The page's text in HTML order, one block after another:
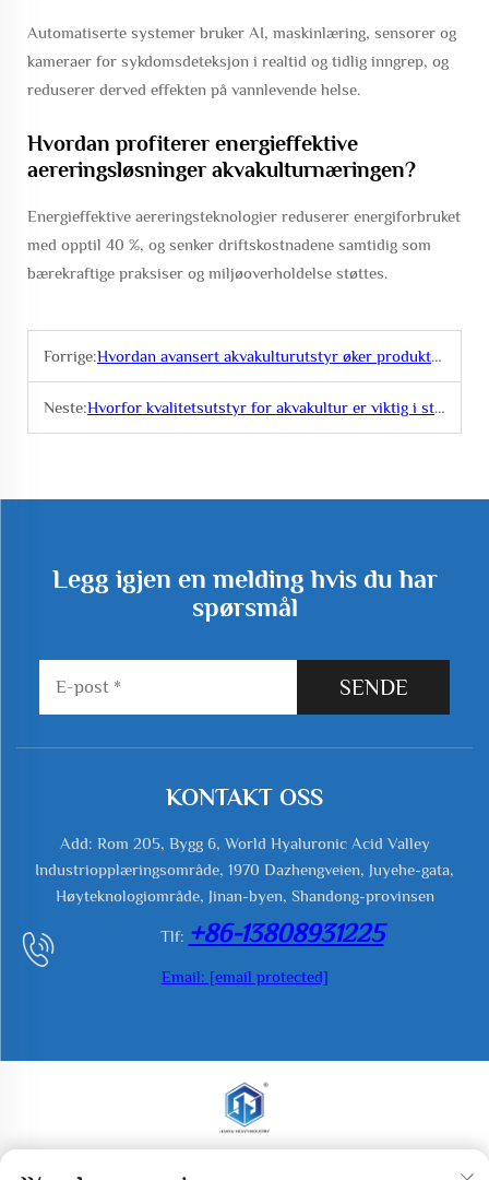
Automatiserte systemer bruker AI, maskinlæring, sensorer og
kameraer for sykdomsdeteksjon i realtid og tidlig inngrep, og
reduserer derved effekten på vannlevende helse.
Hvordan profiterer energieffektive
aereringsløsninger akvakulturnæringen?
Energieffektive aereringsteknologier reduserer energiforbruket
med opptil 40 %, og senker driftskostnadene samtidig som
bærekraftige praksiser og miljøoverholdelse støttes.
Forrige:Hvordan avansert akvakulturutstyr øker produktiviteten
Neste:Hvorfor kvalitetsutstyr for akvakultur er viktig i store anlegg
Legg igjen en melding hvis du har
spørsmål
SENDE
KONTAKT OSS
Add: Rom 205, Bygg 6, World Hyaluronic Acid Valley
Industriopplæringsområde, 1970 Dazhengveien, Juyehe-gata,
Høyteknologiområde, Jinan-byen, Shandong-provinsen
Tlf: +86-13808931225
Email: [email protected]